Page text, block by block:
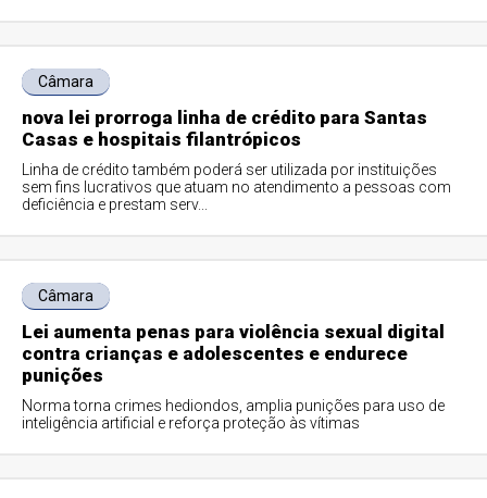
Câmara
nova lei prorroga linha de crédito para Santas
Casas e hospitais filantrópicos
Linha de crédito também poderá ser utilizada por instituições
sem fins lucrativos que atuam no atendimento a pessoas com
deficiência e prestam serv...
Câmara
Lei aumenta penas para violência sexual digital
contra crianças e adolescentes e endurece
punições
Norma torna crimes hediondos, amplia punições para uso de
inteligência artificial e reforça proteção às vítimas